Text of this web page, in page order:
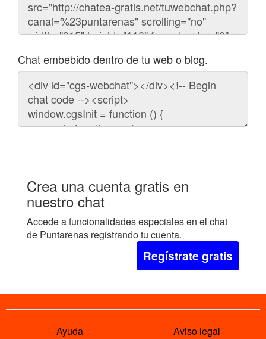
chat
Chat embebido dentro de tu web o blog.
Código
para
embeber
chat
Crea una cuenta gratis en
nuestro chat
Accede a funcionalidades especiales en el chat
de Puntarenas registrando tu cuenta.
Regístrate gratis
Ayuda Aviso legal